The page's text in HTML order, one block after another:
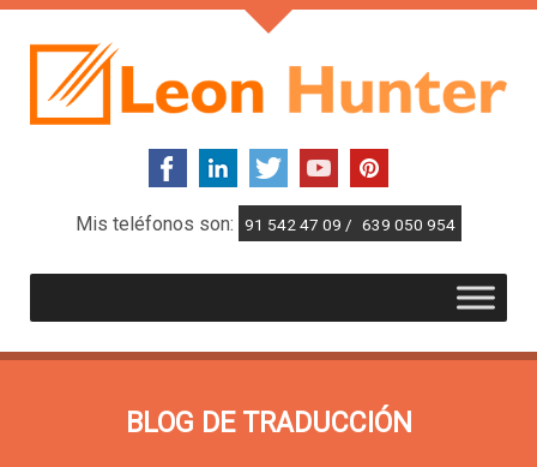
Mis teléfonos son: 91 542 47 09 / 639 050 954
BLOG DE TRADUCCIÓN